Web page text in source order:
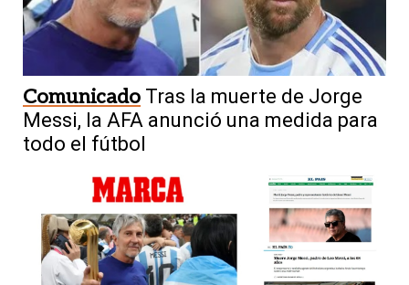
Comunicado Tras la muerte de Jorge
Messi, la AFA anunció una medida para
todo el fútbol